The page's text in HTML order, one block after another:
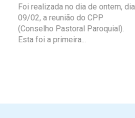
Foi realizada no dia de ontem, dia
09/02, a reunião do CPP
(Conselho Pastoral Paroquial).
Esta foi a primeira...